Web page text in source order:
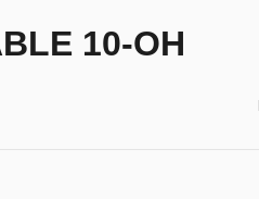
10-OH